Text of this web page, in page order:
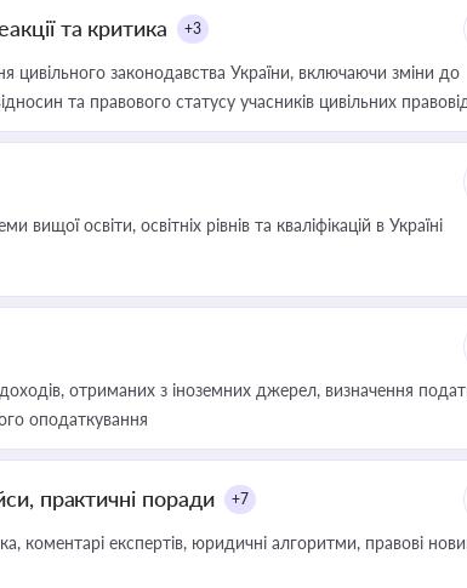
та критика +3
законодавства України, включаючи зміни до
та правового статусу учасників цивільних
освіти, освітніх рівнів та кваліфікацій в Україні
отриманих з іноземних джерел, визначення
оподаткування
практичні поради +7
коментарі експертів, юридичні алгоритми, правові